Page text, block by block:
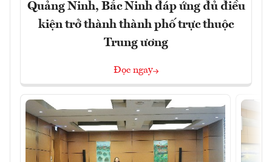
Quảng Ninh, Bắc Ninh đáp ứng đủ điều
kiện trở thành thành phố trực thuộc
Trung ương
Đọc ngay